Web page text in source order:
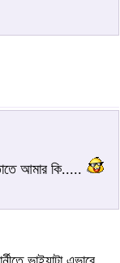
আমার কি.....